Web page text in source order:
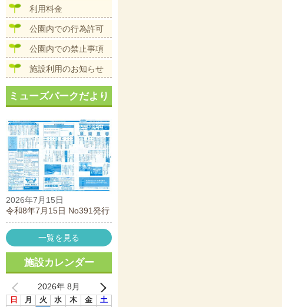
利用料金
公園内での行為許可
公園内での禁止事項
施設利用のお知らせ
ミューズパークだより
2026年7月15日
令和8年7月15日 No391発行
一覧を見る
施設カレンダー
2026年 8月
日 月 火 水 木 金 土